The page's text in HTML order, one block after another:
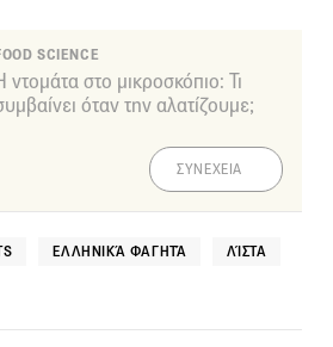
SCIENCE
ντομάτα στο μικροσκόπιο: Τι
όταν την αλατίζουμε;
ΣΥΝΕΧΕΙΑ
ΕΛΛΗΝΙΚΆ ΦΑΓΗΤΆ ΛΊΣΤΑ